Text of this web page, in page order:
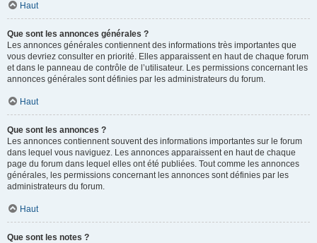
Haut
Que sont les annonces générales ?
Les annonces générales contiennent des informations très importantes que
vous devriez consulter en priorité. Elles apparaissent en haut de chaque forum
et dans le panneau de contrôle de l’utilisateur. Les permissions concernant les
annonces générales sont définies par les administrateurs du forum.
Haut
Que sont les annonces ?
Les annonces contiennent souvent des informations importantes sur le forum
dans lequel vous naviguez. Les annonces apparaissent en haut de chaque
page du forum dans lequel elles ont été publiées. Tout comme les annonces
générales, les permissions concernant les annonces sont définies par les
administrateurs du forum.
Haut
Que sont les notes ?